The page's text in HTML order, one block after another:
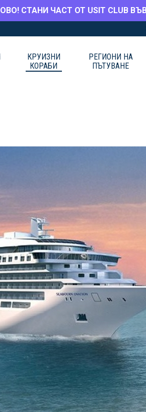
СТАНИ ЧАСТ ОТ USIT CLUB ВЪВ
КРУИЗНИ
КОРАБИ
РЕГИОНИ НА
ПЪТУВАНЕ